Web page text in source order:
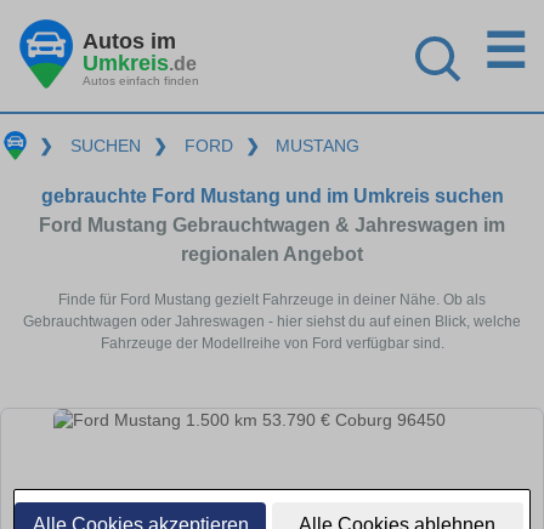
Alle Cookies akzeptieren Alle Cookies ablehnen
Autos im
Umkreis.de
Autos einfach finden
☰
❯ SUCHEN ❯ FORD ❯ MUSTANG
gebrauchte Ford Mustang und im Umkreis suchen
Ford Mustang Gebrauchtwagen & Jahreswagen im
regionalen Angebot
Finde für Ford Mustang gezielt Fahrzeuge in deiner Nähe. Ob als
Gebrauchtwagen oder Jahreswagen - hier siehst du auf einen Blick, welche
Fahrzeuge der Modellreihe von Ford verfügbar sind.